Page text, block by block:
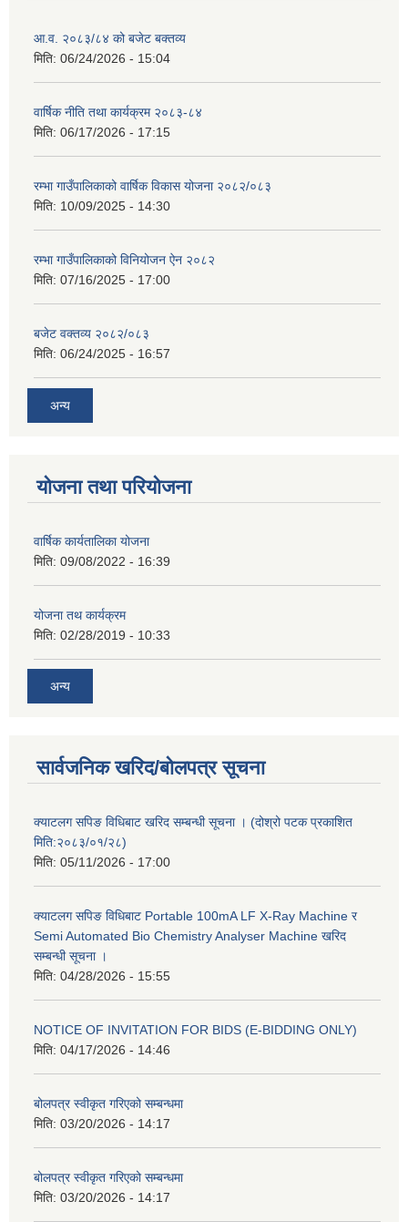
आ.व. २०८३/८४ को बजेट बक्तव्य
मिति: 06/24/2026 - 15:04
वार्षिक नीति तथा कार्यक्रम २०८३-८४
मिति: 06/17/2026 - 17:15
रम्भा गाउँपालिकाको वार्षिक विकास योजना २०८२/०८३
मिति: 10/09/2025 - 14:30
रम्भा गाउँपालिकाको विनियोजन ऐन २०८२
मिति: 07/16/2025 - 17:00
बजेट वक्तव्य २०८२/०८३
मिति: 06/24/2025 - 16:57
अन्य
योजना तथा परियोजना
वार्षिक कार्यतालिका योजना
मिति: 09/08/2022 - 16:39
योजना तथ कार्यक्रम
मिति: 02/28/2019 - 10:33
अन्य
सार्वजनिक खरिद/बोलपत्र सूचना
क्याटलग सपिङ विधिबाट खरिद सम्बन्धी सूचना । (दोश्रो पटक प्रकाशित
मिति:२०८३/०१/२८)
मिति: 05/11/2026 - 17:00
क्याटलग सपिङ विधिबाट Portable 100mA LF X-Ray Machine र
Semi Automated Bio Chemistry Analyser Machine खरिद
सम्बन्धी सूचना ।
मिति: 04/28/2026 - 15:55
NOTICE OF INVITATION FOR BIDS (E-BIDDING ONLY)
मिति: 04/17/2026 - 14:46
बोलपत्र स्वीकृत गरिएको सम्बन्धमा
मिति: 03/20/2026 - 14:17
बोलपत्र स्वीकृत गरिएको सम्बन्धमा
मिति: 03/20/2026 - 14:17